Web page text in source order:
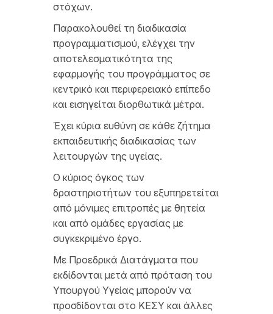
στόχων.
Παρακολουθεί τη διαδικασία
προγραμματισμού, ελέγχει την
αποτελεσματικότητα της
εφαρμογής του προγράμματος σε
κεντρικό και περιφερειακό επίπεδο
και εισηγείται διορθωτικά μέτρα.
Έχει κύρια ευθύνη σε κάθε ζήτημα
εκπαιδευτικής διαδικασίας των
λειτουργών της υγείας.
Ο κύριος όγκος των
δραστηριοτήτων του εξυπηρετείται
από μόνιμες επιτροπές με θητεία
και από ομάδες εργασίας με
συγκεκριμένο έργο.
Με Προεδρικά Διατάγματα που
εκδίδονται μετά από πρόταση του
Υπουργού Υγείας μπορούν να
προσδίδονται στο ΚΕΣΥ και άλλες